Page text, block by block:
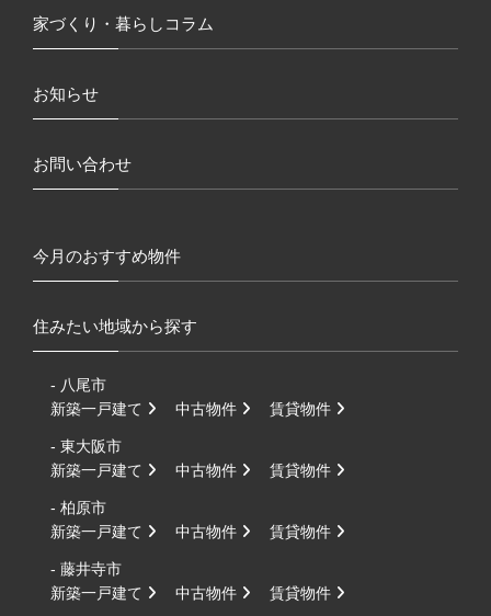
家づくり・暮らしコラム
お知らせ
お問い合わせ
今月のおすすめ物件
住みたい地域から探す
- 八尾市
新築一戸建て
中古物件 賃貸物件
- 東大阪市
新築一戸建て
中古物件 賃貸物件
- 柏原市
新築一戸建て
中古物件 賃貸物件
- 藤井寺市
新築一戸建て
中古物件 賃貸物件